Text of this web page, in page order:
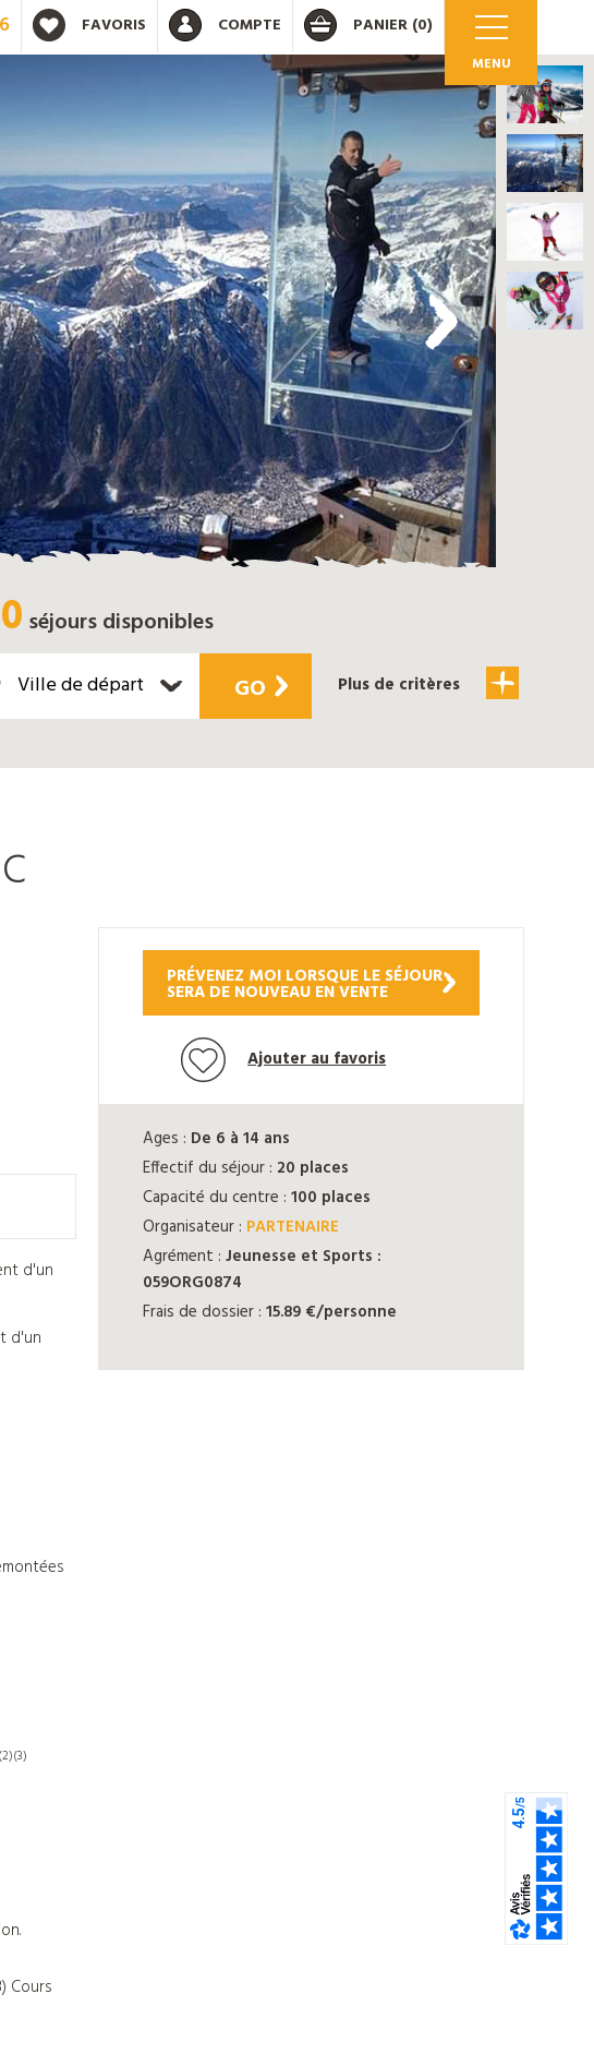
MENU
PANIER (0)
COMPTE
OK
?
Créez votre compte
FAVORIS
séjoursdisponibles
Ville de départ GO Plus de critères
d'un
d'un
Cours
PRÉVENEZ MOI LORSQUE LE SÉJOUR
SERA DE NOUVEAU EN VENTE
Ajouter au favoris
Ages : De 6 à 14 ans
Effectif du séjour : 20 places
Capacité du centre : 100 places
Organisateur : PARTENAIRE
Agrément : Jeunesse et Sports :
059ORG0874
Frais de dossier : 15.89 €/personne